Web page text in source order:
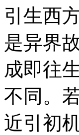
引生西
是异界
成即往
不同。
近引初